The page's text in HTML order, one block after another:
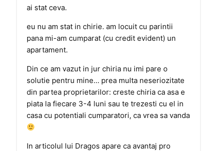
ai stat ceva.
eu nu am stat in chirie. am locuit cu parintii
pana mi-am cumparat (cu credit evident) un
apartament.
Din ce am vazut in jur chiria nu imi pare o
solutie pentru mine… prea multa neseriozitate
din partea proprietarilor: creste chiria ca asa e
piata la fiecare 3-4 luni sau te trezesti cu el in
casa cu potentiali cumparatori, ca vrea sa vanda
In articolul lui Dragos apare ca avantaj pro